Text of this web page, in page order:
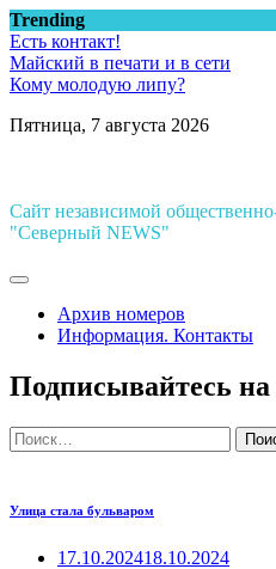
Перейти
к
содержимому
Trending
Есть контакт!
Майский в печати и в сети
Кому молодую липу?
Пятница, 7 августа 2026
Сайт независимой
"Северный NEWS"
Архив номеров
Информация. Контакты
Подписывайтесь на
Найти:
Улица стала бульваром
17.10.202418.10.2024